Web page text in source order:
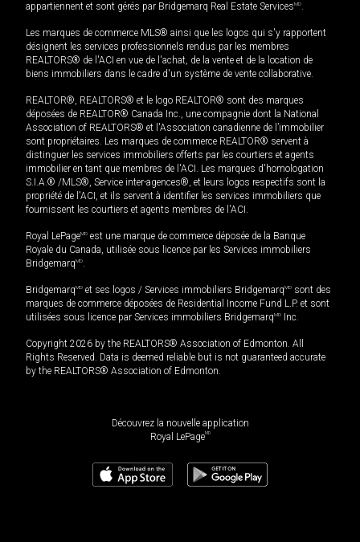
appartiennent et sont gérés par Bridgemarq Real Estate ServicesMD.
Les marques de commerce MLS® ainsi que les logos qui s'y rapportent
désignent les services professionnels rendus par les membres
REALTORS® de l'ACI en vue de l'achat, de la vente et de la location de
biens immobiliers dans le cadre d'un système de vente collaborative.
REALTOR®, REALTORS® et le logo REALTOR® sont des marques
déposées de REALTOR® Canada Inc., une compagnie dont la National
Association of REALTORS® et l'Association canadienne de l’immobilier
sont propriétaires. Les marques de commerce REALTOR® servent à
distinguer les services immobiliers offerts par les courtiers et agents
immobilier en tant que membres de l'ACI. Les marques d'homologation
S.I.A.® /MLS®, Service inter-agences®, et leurs logos respectifs sont la
propriété de l'ACI, et ils servent à identifier les services immobiliers que
fournissent les courtiers et agents membres de l'ACI.
Royal LePageMD est une marque de commerce déposée de la Banque
Royale du Canada, utilisée sous licence par les Services immobiliers
BridgemarqMD.
BridgemarqMD et ses logos / Services immobiliers BridgemarqMD sont des
marques de commerce déposées de Residential Income Fund L.P. et sont
utilisées sous licence par Services immobiliers BridgemarqMD Inc.
Copyright 2026 by the REALTORS® Association of Edmonton. All
Rights Reserved. Data is deemed reliable but is not guaranteed accurate
by the REALTORS® Association of Edmonton.
Découvrez la nouvelle application
Royal LePageMD